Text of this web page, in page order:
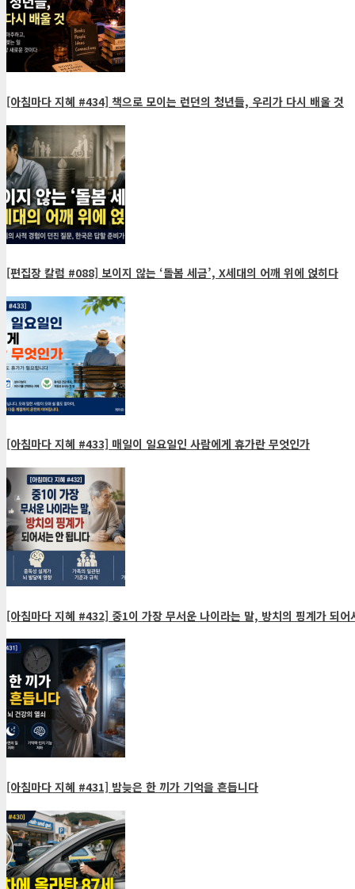
[아침마다 지혜 #434] 책으로 모이는 런던의 청년들, 우리가 다시 배울 것
[편집장 칼럼 #088] 보이지 않는 ‘돌봄 세금’, X세대의 어깨 위에 얹히다
[아침마다 지혜 #433] 매일이 일요일인 사람에게 휴가란 무엇인가
[아침마다 지혜 #432] 중1이 가장 무서운 나이라는 말, 방치의 핑계가 되어
[아침마다 지혜 #431] 밤늦은 한 끼가 기억을 흔듭니다